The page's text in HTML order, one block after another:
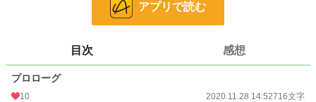
初回公開日時 2020.11.28 14:52
初回完結日時
アプリで読む
目次 感想
プロローグ
10 2020.11.28 14:52716文字